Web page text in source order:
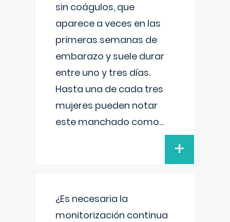
sin coágulos, que
aparece a veces en las
primeras semanas de
embarazo y suele durar
entre uno y tres días.
Hasta una de cada tres
mujeres pueden notar
este manchado como...
+
¿Es necesaria la
monitorización continua